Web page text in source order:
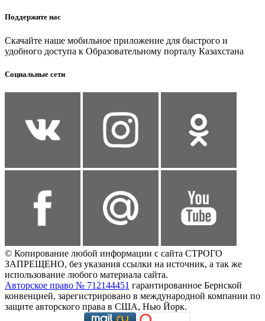
Поддержите нас
Скачайте наше мобильное приложение для быстрого и
удобного доступа к Образовательному порталу Казахстана
Социальные сети
© Копирование любой информации с сайта СТРОГО
ЗАПРЕЩЕНО, без указания ссылки на источник, а так же
использование любого материала сайта.
Авторское право № 712144451 гарантированное Бернской
конвенцией, зарегистрировано в международной компании по
защите авторского права в США, Нью Йорк.